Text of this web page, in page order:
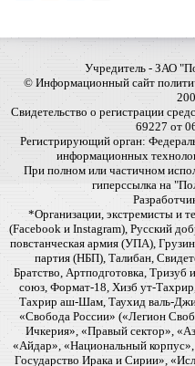
Учредитель - ЗАО
© Информационный сайт
Свидетельство о регистрации
69227 от
Регистрирующий орган:
информационных
При полном или частичном
гиперссылка на
*Организации, экстремисты и
(Facebook и Instagram), Русский
повстанческая армия (УПА),
партия (НБП), Талибан,
Братство, Артподготовка,
союз, Формат-18, Хизб ут-
Тахрир аш-Шам, Таухид валь-
«Свобода России» («Легион
Ичкерия», «Правый сектор»,
«Айдар», «Национальный корпус»,
Государство Ирака и Сирии»,